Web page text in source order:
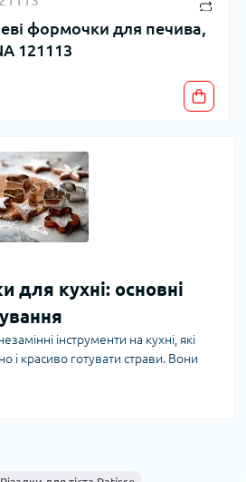
формочки для печива,
121113
для кухні: основні
інструменти на кухні, які
і красиво готувати страви. Вони
закусок і прикрас. Інтернет-
кулінарний процес. Існують